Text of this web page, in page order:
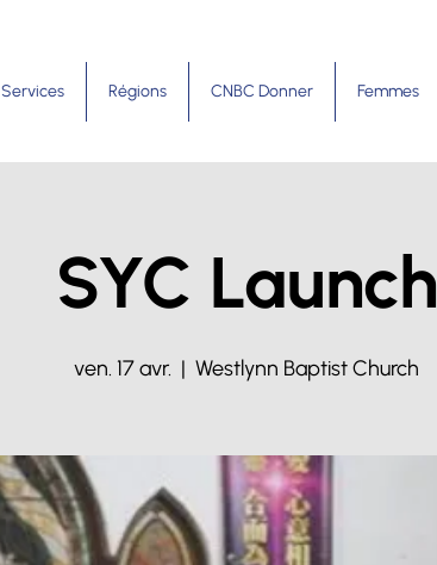
Services Régions CNBC Donner Femmes
SYC Launch
ven. 17 avr.
  |
Westlynn Baptist Church